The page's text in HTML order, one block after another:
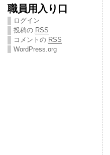
職員用入り口
ログイン
投稿の RSS
コメントの RSS
WordPress.org